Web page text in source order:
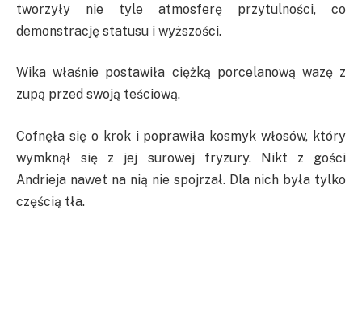
tworzyły nie tyle atmosferę przytulności, co
demonstrację statusu i wyższości.
Wika właśnie postawiła ciężką porcelanową wazę z
zupą przed swoją teściową.
Cofnęła się o krok i poprawiła kosmyk włosów, który
wymknął się z jej surowej fryzury. Nikt z gości
Andrieja nawet na nią nie spojrzał. Dla nich była tylko
częścią tła.